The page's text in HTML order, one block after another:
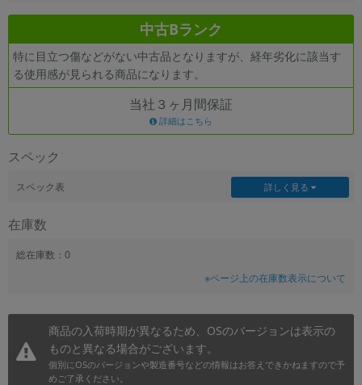
中古Bランク
特に目立つ傷などがない中古品となりますが、経年劣化に該当す
る使用感が見られる商品になります。
当社３ヶ月間保証
詳細はこちら
スペック
スペック表 詳しく見る
在庫数
総在庫数：0
※ページ上の在庫数表示について
商品の入荷時期が異なるため、OSのバージョンは表示の
ものと異なる場合がございます。
個別にOSのバージョンや製造番号などの情報はお答えできかねますので予
めご了承ください。
CPUの絞り込み
OS
メモリ
円 ～ 円